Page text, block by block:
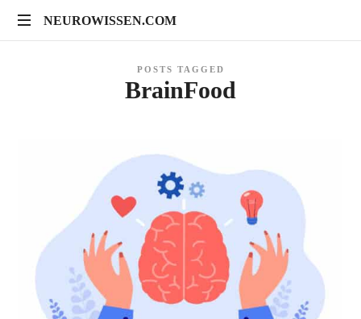
NEUROWISSEN.COM
NEUROWISSEN.COM
neuropsychologische
POSTS TAGGED
BrainFood